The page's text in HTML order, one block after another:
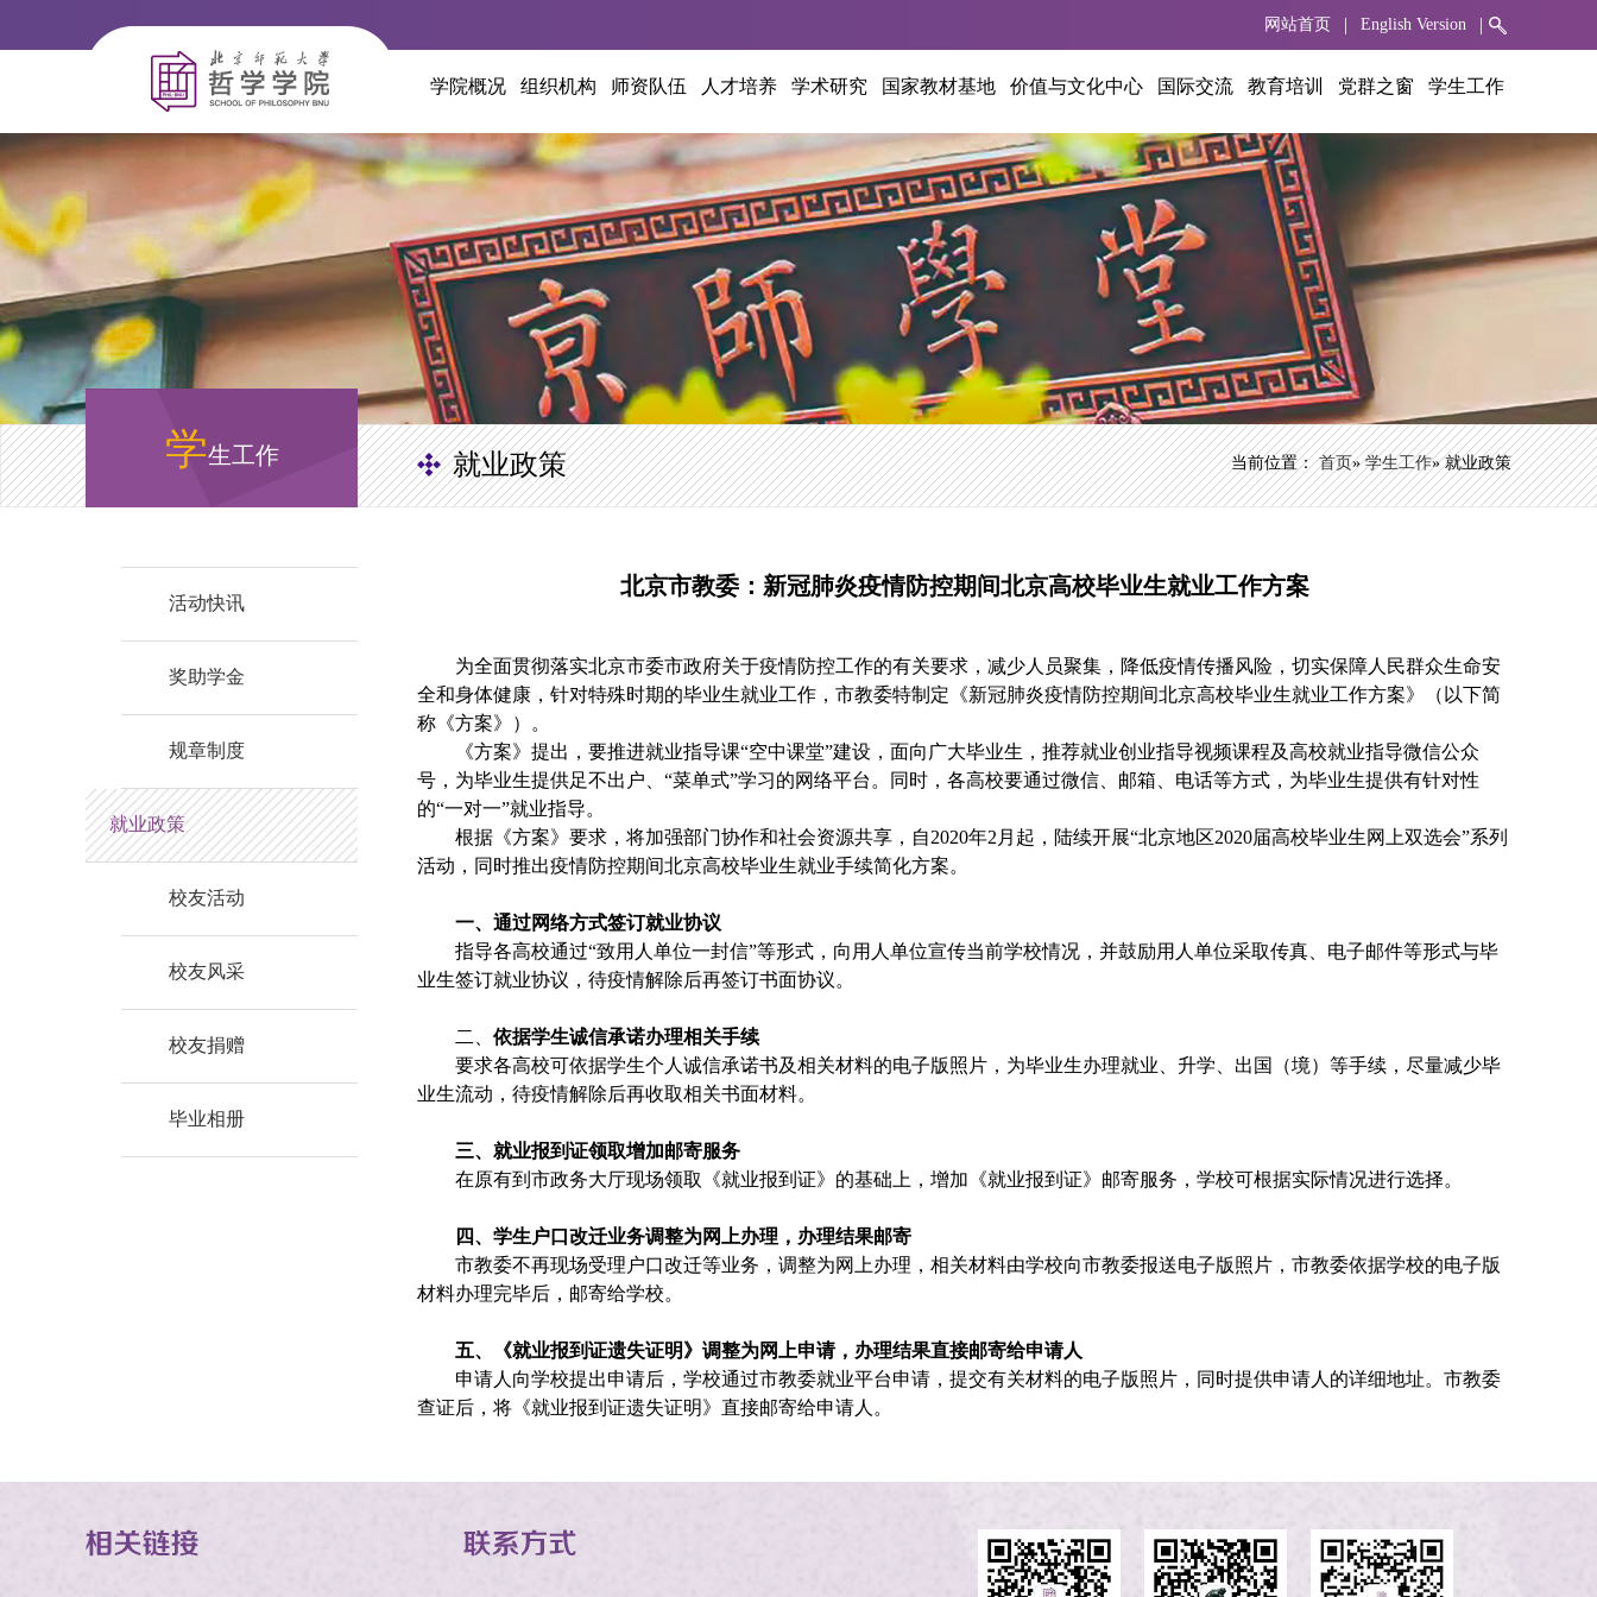
|
English Version
|
网站首页
学院概况 组织机构 师资队伍 人才培养 学术研究 国家教材基地 价值与文化中心 国际交流 教育培训 党群之窗 学生工作
学生工作 当前位置：首页»学生工作» 就业政策
就业政策
活动快讯
奖助学金
规章制度
就业政策
校友活动
校友风采
校友捐赠
毕业相册
北京市教委：新冠肺炎疫情防控期间北京高校毕业生就业工作方案
为全面贯彻落实北京市委市政府关于疫情防控工作的有关要求，减少人员聚集，降低疫情传播风险，切实保障人民群众生命安
全和身体健康，针对特殊时期的毕业生就业工作，市教委特制定《新冠肺炎疫情防控期间北京高校毕业生就业工作方案》（以下简
称《方案》）。
《方案》提出，要推进就业指导课“空中课堂”建设，面向广大毕业生，推荐就业创业指导视频课程及高校就业指导微信公众
号，为毕业生提供足不出户、“菜单式”学习的网络平台。同时，各高校要通过微信、邮箱、电话等方式，为毕业生提供有针对性
的“一对一”就业指导。
根据《方案》要求，将加强部门协作和社会资源共享，自2020年2月起，陆续开展“北京地区2020届高校毕业生网上双选会”系列
活动，同时推出疫情防控期间北京高校毕业生就业手续简化方案。
一、通过网络方式签订就业协议
指导各高校通过“致用人单位一封信”等形式，向用人单位宣传当前学校情况，并鼓励用人单位采取传真、电子邮件等形式与毕
业生签订就业协议，待疫情解除后再签订书面协议。
二、依据学生诚信承诺办理相关手续
要求各高校可依据学生个人诚信承诺书及相关材料的电子版照片，为毕业生办理就业、升学、出国（境）等手续，尽量减少毕
业生流动，待疫情解除后再收取相关书面材料。
三、就业报到证领取增加邮寄服务
在原有到市政务大厅现场领取《就业报到证》的基础上，增加《就业报到证》邮寄服务，学校可根据实际情况进行选择。
四、学生户口改迁业务调整为网上办理，办理结果邮寄
市教委不再现场受理户口改迁等业务，调整为网上办理，相关材料由学校向市教委报送电子版照片，市教委依据学校的电子版
材料办理完毕后，邮寄给学校。
五、《就业报到证遗失证明》调整为网上申请，办理结果直接邮寄给申请人
申请人向学校提出申请后，学校通过市教委就业平台申请，提交有关材料的电子版照片，同时提供申请人的详细地址。市教委
查证后，将《就业报到证遗失证明》直接邮寄给申请人。